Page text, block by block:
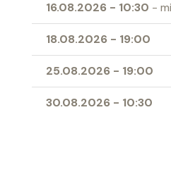
16.08.2026 - 10:30 -
18.08.2026 - 19:00
25.08.2026 - 19:00
30.08.2026 - 10:30